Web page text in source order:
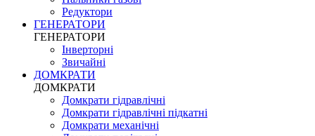
Редуктори
ГЕНЕРАТОРИ
ГЕНЕРАТОРИ
Інверторні
Звичайні
ДОМКРАТИ
ДОМКРАТИ
Домкрати гідравлічні
Домкрати гідравлічні підкатні
Домкрати механічні